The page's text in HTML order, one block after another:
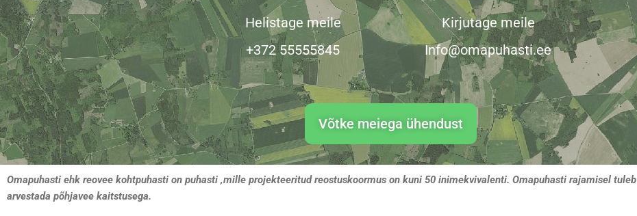
Helistage meile
+372 55555845
Kirjutage meile
Info@omapuhasti.ee
Võtke meiega ühendust
Omapuhasti ehk reovee kohtpuhasti on puhasti ,mille projekteeritud reostuskoormus on kuni 50 inimekvivalenti. Omapuhasti rajamisel tuleb
arvestada põhjavee kaitstusega.